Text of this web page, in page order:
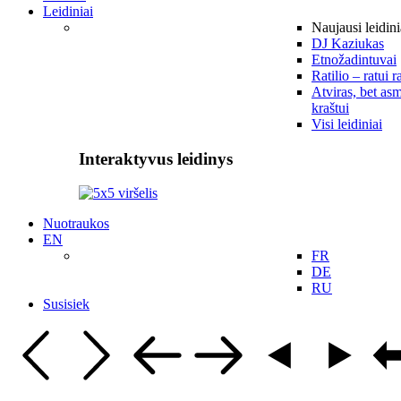
Leidiniai
Naujausi
DJ Kaziukas
Etnožadintuvai
Ratilio – ratui
Atviras, bet
kraštui
Visi leidiniai
Interaktyvus leidinys
Nuotraukos
EN
FR
DE
RU
Susisiek